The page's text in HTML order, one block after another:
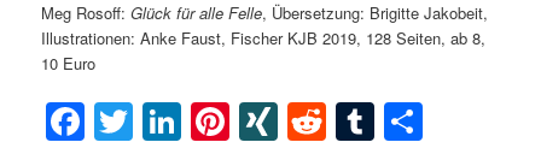
Meg Rosoff:Glück für alle Felle, Übersetzung: Brigitte Jakobeit,
Illustrationen: Anke Faust, Fischer KJB 2019, 128 Seiten, ab 8,
10 Euro
Facebook
Twitter
LinkedIn
Pinterest
XINGRedditTumblr